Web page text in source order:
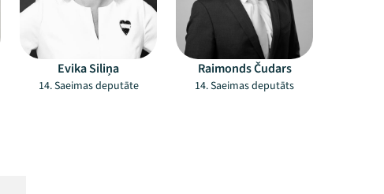
Evika Siliņa
14. Saeimas deputāte
Raimonds Čudars
14. Saeimas deputāts